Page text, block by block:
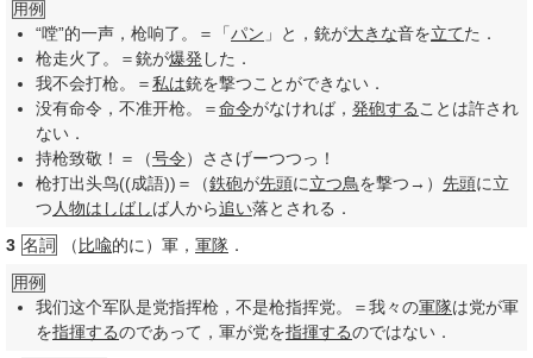
用例
“嘡”的一声，枪响了。＝「パン 」と，銃が大きな音を立てた．
枪走火了。＝銃が爆発 した．
我不会打枪。＝私は銃を撃つことができない．
没有命令，不准开枪。＝命令がなければ， 発砲する ことは許され
ない．
持枪致敬！＝（号令）ささげーつつっ！
枪打出头鸟((成語))＝（鉄砲が先頭に立つ鳥を撃つ→） 先頭に立
つ 人物はしばしば人から追い落とされる．
3 名詞 （ 比喩的に）軍， 軍隊 ．
用例
我们这个军队是党指挥枪，不是枪指挥党。＝我々の軍隊は党が軍
を指揮するのであって，軍が党を指揮するのではない．